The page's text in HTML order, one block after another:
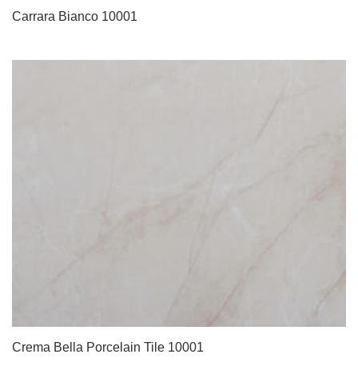
Carrara Bianco 10001
Crema Bella Porcelain Tile 10001